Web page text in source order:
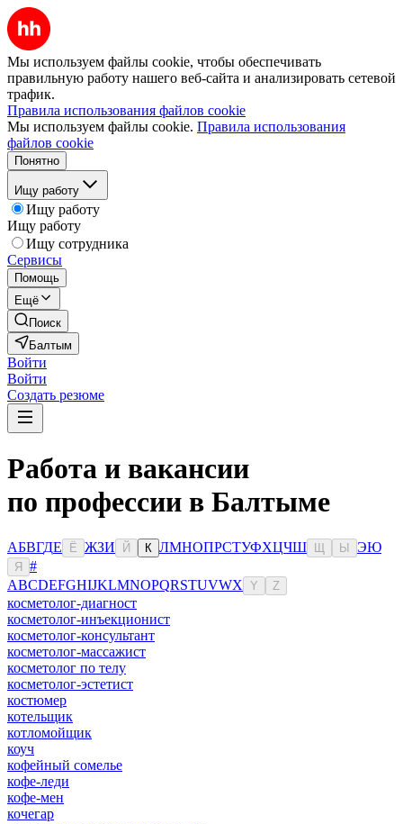
Мы используем файлы cookie, чтобы обеспечивать
правильную работу нашего веб-сайта и анализировать сетевой
трафик.
Правила использования файлов cookie
Мы используем файлы cookie. Правила использования
файлов cookie
Понятно
Ищу работу
Ищу работу
Ищу работу
Ищу сотрудника
Сервисы
Помощь
Ещё
Поиск
Балтым
Войти
Войти
Создать резюме
Работа и вакансии
по профессии в Балтыме
АБВГДЕ Ё ЖЗИ Й К ЛМНОПРСТУФХЦЧШ Ы ЭЮ
Я
#
ABCDEFGHIJKLMNOPQRSTUVWX Y Z
косметолог-диагност
косметолог-инъекционист
косметолог-консультант
косметолог-массажист
косметолог по телу
косметолог-эстетист
костюмер
котельщик
котломойщик
коуч
кофейный сомелье
кофе-леди
кофе-мен
кочегар